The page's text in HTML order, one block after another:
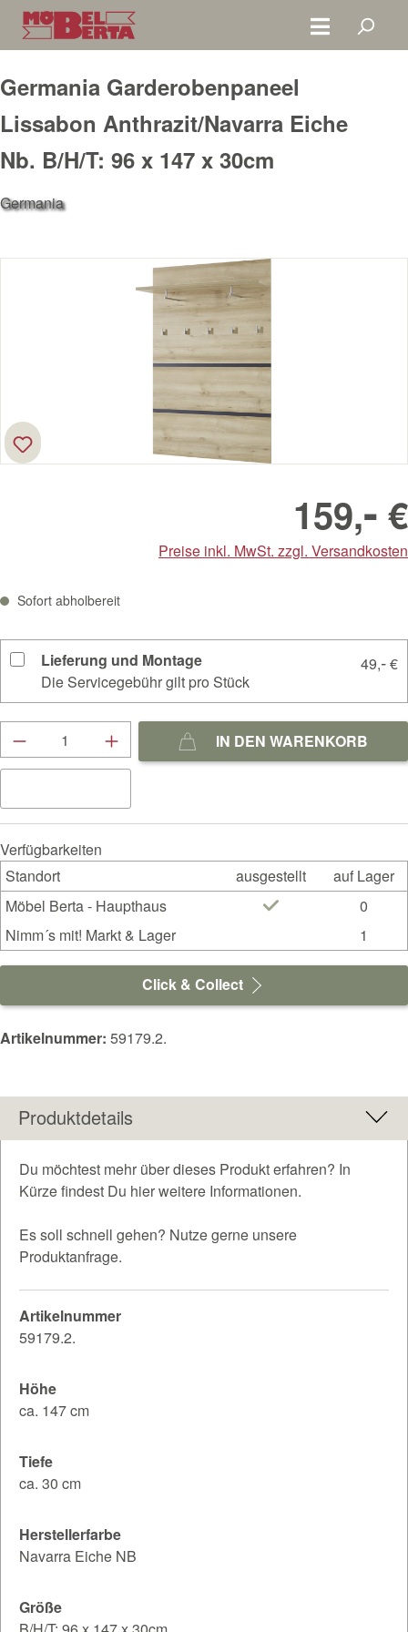
Zum Hauptinhalt springen
Germania Garderobenpaneel
Lissabon Anthrazit/Navarra Eiche
Nb. B/H/T: 96 x 147 x 30cm
Germania
Bildergalerie überspringen
159,- €
Preise inkl. MwSt. zzgl. Versandkosten
Sofort abholbereit
Lieferung und Montage
Die Servicegebühr gilt pro Stück
49,-€
Produkt Anzahl: Gib den gewünschten Wert
IN DEN WARENKORB
Verfügbarkeiten
Standort
ausgestellt
auf Lager
Möbel Berta - Haupthaus
0
Nimm´s mit! Markt & Lager
1
Click & Collect
Artikelnummer: 59179.2.
Produktdetails
Du möchtest mehr über dieses Produkt erfahren? In
Kürze findest Du hier weitere Informationen.
Es soll schnell gehen? Nutze gerne unsere
Produktanfrage.
Artikelnummer
59179.2.
Höhe
ca. 147 cm
Tiefe
ca. 30 cm
Herstellerfarbe
Navarra Eiche NB
Größe